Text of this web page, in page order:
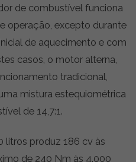
de combustível funciona
operação, excepto durante
de aquecimento e com
casos, o motor alterna,
tradicional,
mistura estequiométrica
de 14,7:1.
litros produz 186 cv às
de 240 Nm às 4.000